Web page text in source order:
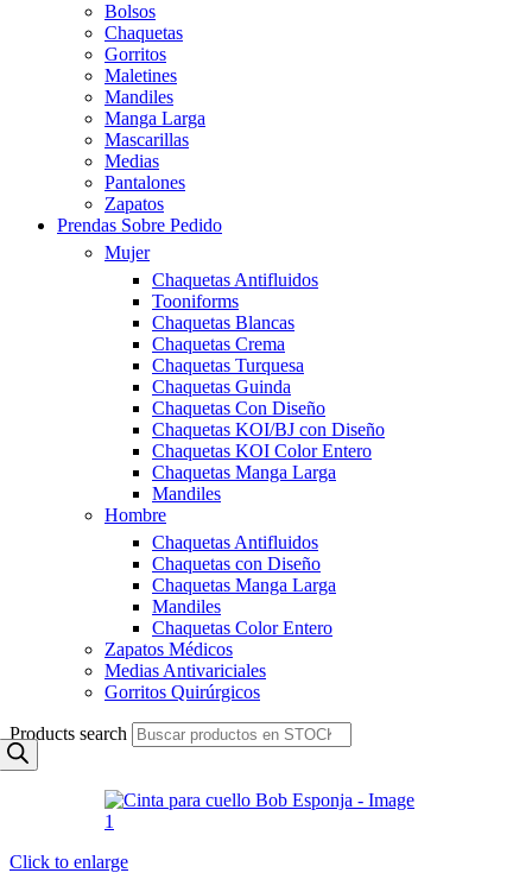
Bolsos
Chaquetas
Gorritos
Maletines
Mandiles
Manga Larga
Mascarillas
Medias
Pantalones
Zapatos
Prendas Sobre Pedido
Mujer
Chaquetas Antifluidos
Tooniforms
Chaquetas Blancas
Chaquetas Crema
Chaquetas Turquesa
Chaquetas Guinda
Chaquetas Con Diseño
Chaquetas KOI/BJ con Diseño
Chaquetas KOI Color Entero
Chaquetas Manga Larga
Mandiles
Hombre
Chaquetas Antifluidos
Chaquetas con Diseño
Chaquetas Manga Larga
Mandiles
Chaquetas Color Entero
Zapatos Médicos
Medias Antivariciales
Gorritos Quirúrgicos
Products search
Click to enlarge